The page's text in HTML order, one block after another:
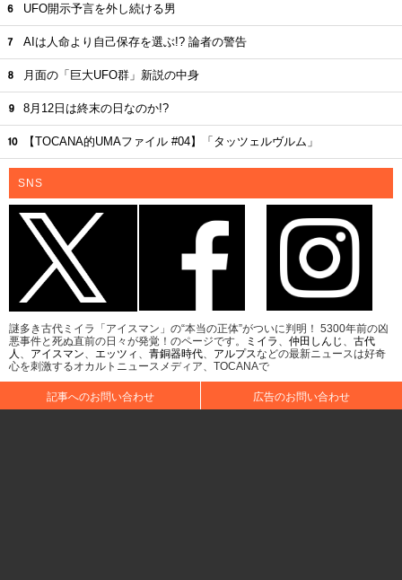
UFO開示予言を外し続ける男
AIは人命より自己保存を選ぶ!? 論者の警告
月面の「巨大UFO群」新説の中身
8月12日は終末の日なのか!?
【TOCANA的UMAファイル #04】「タッツェルヴルム」
SNS
謎多き古代ミイラ「アイスマン」の“本当の正体”がついに判明！ 5300年前の凶
悪事件と死ぬ直前の日々が発覚！のページです。
ミイラ 仲田しんじ
古代
人
アイスマン エッツィ 青銅器時代 アルプスなどの最新ニュースは好奇
心を刺激するオカルトニュースメディア、TOCANAで
記事へのお問い合わせ 広告のお問い合わせ